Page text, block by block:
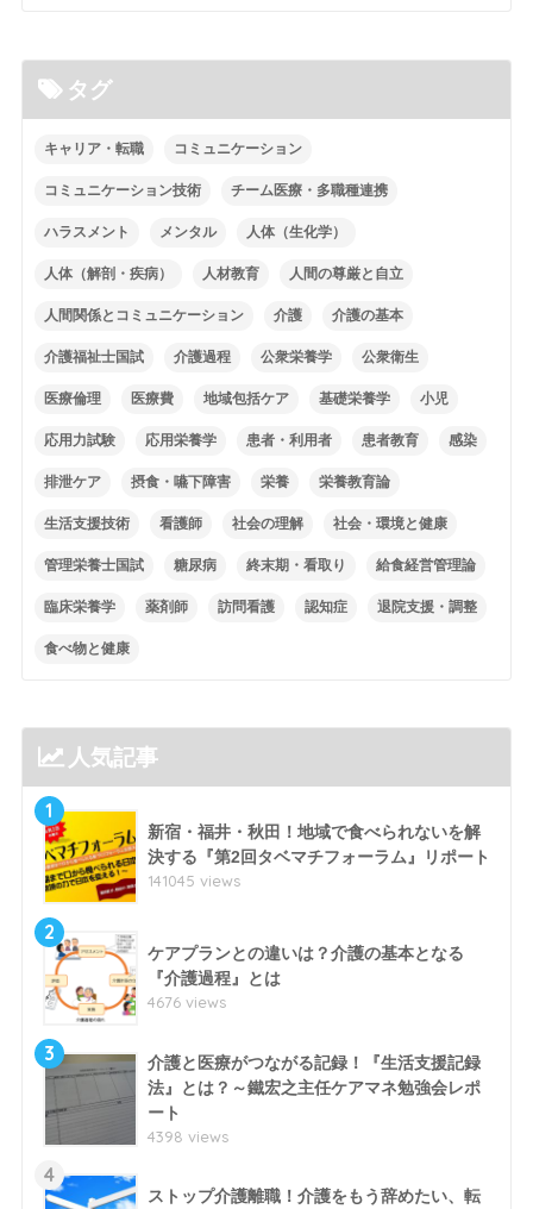
タグ
キャリア・転職 コミュニケーション
コミュニケーション技術 チーム医療・多職種連携
ハラスメント メンタル 人体（生化学）
人体（解剖・疾病） 人材教育 人間の尊厳と自立
人間関係とコミュニケーション 介護 介護の基本
介護福祉士国試 介護過程 公衆栄養学 公衆衛生
医療倫理 医療費 地域包括ケア 基礎栄養学 小児
応用力試験 応用栄養学 患者・利用者 患者教育 感染
排泄ケア 摂食・嚥下障害 栄養 栄養教育論
生活支援技術 看護師 社会の理解 社会・環境と健康
管理栄養士国試 糖尿病 終末期・看取り 給食経営管理論
臨床栄養学 薬剤師 訪問看護 認知症 退院支援・調整
食べ物と健康
人気記事
1
新宿・福井・秋田！地域で食べられないを解
決する『第2回タベマチフォーラム』リポート
141045 views
2
ケアプランとの違いは？介護の基本となる
『介護過程』とは
4676 views
3
介護と医療がつながる記録！『生活支援記録
法』とは？～鐵宏之主任ケアマネ勉強会レポ
ート
4398 views
4
ストップ介護離職！介護をもう辞めたい、転